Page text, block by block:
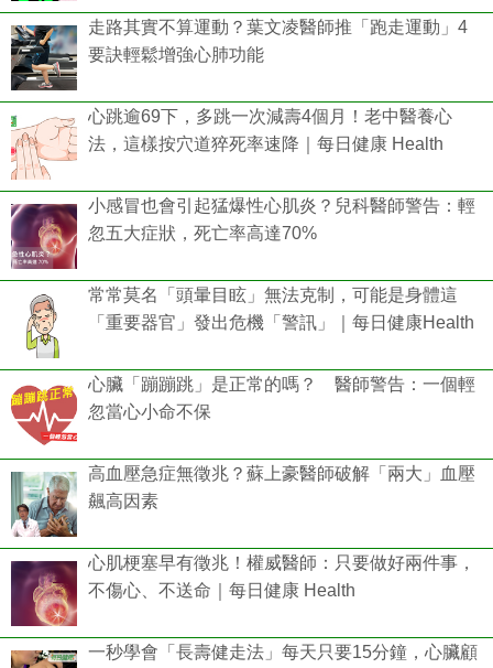
走路其實不算運動？葉文凌醫師推「跑走運動」4
要訣輕鬆增強心肺功能
心跳逾69下，多跳一次減壽4個月！老中醫養心
法，這樣按穴道猝死率速降｜每日健康 Health
小感冒也會引起猛爆性心肌炎？兒科醫師警告：輕
忽五大症狀，死亡率高達70%
常常莫名「頭暈目眩」無法克制，可能是身體這
「重要器官」發出危機「警訊」｜每日健康Health
心臟「蹦蹦跳」是正常的嗎？ 醫師警告：一個輕
忽當心小命不保
高血壓急症無徵兆？蘇上豪醫師破解「兩大」血壓
飆高因素
心肌梗塞早有徵兆！權威醫師：只要做好兩件事，
不傷心、不送命｜每日健康 Health
一秒學會「長壽健走法」每天只要15分鐘，心臟顧